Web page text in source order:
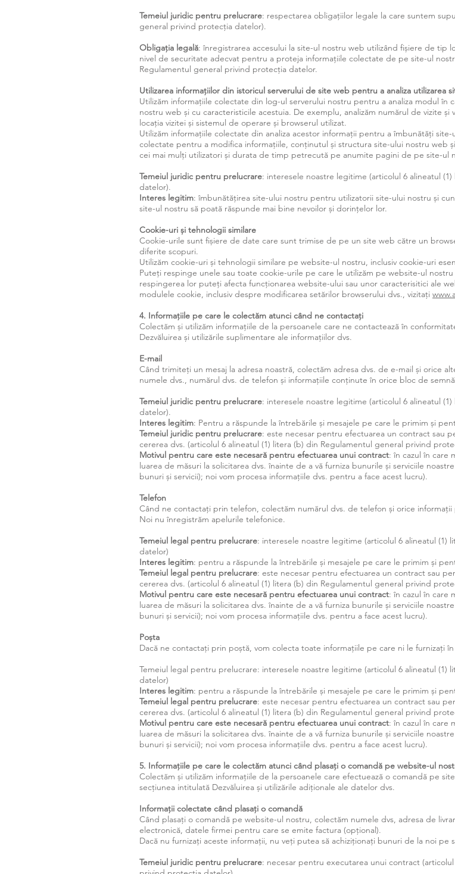
Temeiul juridic pentru prelucrare: respectarea obligațiilor legale la care suntem
general privind protecția datelor).
Obligația legală: înregistrarea accesului la site-ul nostru web utilizând fișiere de tip
nivel de securitate adecvat pentru a proteja informațiile colectate de pe site-ul
Regulamentul general privind protecția datelor.
Utilizarea informațiilor din istoricul serverului de site web pentru a analiza utilizarea
Utilizăm informațiile colectate din log-ul serverului nostru pentru a analiza modul în
nostru web și cu caracteristicile acestuia. De exemplu, analizăm numărul de vizite
locația vizitei și sistemul de operare și browserul utilizat.
Utilizăm informațiile colectate din analiza acestor informații pentru a îmbunătăți
colectate pentru a modifica informațiile, conținutul și structura site-ului nostru web
cei mai mulți utilizatori și durata de timp petrecută pe anumite pagini de pe site-ul
Temeiul juridic pentru prelucrare: interesele noastre legitime (articolul 6 alineatul
datelor).
Interes legitim: îmbunătățirea site-ului nostru pentru utilizatorii site-ului nostru și
site-ul nostru să poată răspunde mai bine nevoilor și dorințelor lor.
Cookie-uri și tehnologii similare
Cookie-urile sunt fișiere de date care sunt trimise de pe un site web către un
diferite scopuri.
Utilizăm cookie-uri și tehnologii similare pe website-ul nostru, inclusiv cookie-uri
Puteți respinge unele sau toate cookie-urile pe care le utilizăm pe website-ul
respingerea lor puteți afecta funcționarea website-ului sau unor caracterisitici ale
modulele cookie, inclusiv despre modificarea setărilor browserului dvs., vizitați
4. Informațiile pe care le colectăm atunci când ne contactați
Colectăm și utilizăm informațiile de la persoanele care ne contactează în
Dezvăluirea și utilizările suplimentare ale informațiilor dvs.
E-mail
Când trimiteți un mesaj la adresa noastră, colectăm adresa dvs. de e-mail și orice
numele dvs., numărul dvs. de telefon și informațiile conținute în orice bloc de
Temeiul juridic pentru prelucrare: interesele noastre legitime (articolul 6 alineatul
datelor).
Interes legitim: Pentru a răspunde la întrebările și mesajele pe care le primim și
Temeiul juridic pentru prelucrare: este necesar pentru efectuarea un contract sau
cererea dvs. (articolul 6 alineatul (1) litera (b) din Regulamentul general privind
Motivul pentru care este necesară pentru efectuarea unui contract: în cazul în care
luarea de măsuri la solicitarea dvs. înainte de a vă furniza bunurile și serviciile
bunuri și servicii); noi vom procesa informațiile dvs. pentru a face acest lucru).
Telefon
Când ne contactați prin telefon, colectăm numărul dvs. de telefon și orice
Noi nu înregistrăm apelurile telefonice.
Temeiul legal pentru prelucrare: interesele noastre legitime (articolul 6 alineatul
datelor)
Interes legitim: pentru a răspunde la întrebările și mesajele pe care le primim și
Temeiul legal pentru prelucrare: este necesar pentru efectuarea un contract sau
cererea dvs. (articolul 6 alineatul (1) litera (b) din Regulamentul general privind
Motivul pentru care este necesară pentru efectuarea unui contract: în cazul în care
luarea de măsuri la solicitarea dvs. înainte de a vă furniza bunurile și serviciile
bunuri și servicii); noi vom procesa informațiile dvs. pentru a face acest lucru).
Poșta
Dacă ne contactați prin poștă, vom colecta toate informațiile pe care ni le furnizați
Temeiul legal pentru prelucrare: interesele noastre legitime (articolul 6 alineatul
datelor)
Interes legitim: pentru a răspunde la întrebările și mesajele pe care le primim și
Temeiul legal pentru prelucrare: este necesar pentru efectuarea un contract sau
cererea dvs. (articolul 6 alineatul (1) litera (b) din Regulamentul general privind
Motivul pentru care este necesară pentru efectuarea unui contract: în cazul în care
luarea de măsuri la solicitarea dvs. înainte de a vă furniza bunurile și serviciile
bunuri și servicii); noi vom procesa informațiile dvs. pentru a face acest lucru).
5. Informațiile pe care le colectăm atunci când plasați o comandă pe website-ul
Colectăm și utilizăm informațiile de la persoanele care efectuează o comandă pe
secțiunea intitulată Dezvăluirea și utilizările adiționale ale datelor dvs.
Informații colectate când plasați o comandă
Când plasați o comandă pe website-ul nostru, colectăm numele dvs, adresa de
electronică, datele firmei pentru care se emite factura (opțional).
Dacă nu furnizați aceste informații, nu veți putea să achiziționați bunuri de la noi pe
Temeiul juridic pentru prelucrare: necesar pentru executarea unui contract